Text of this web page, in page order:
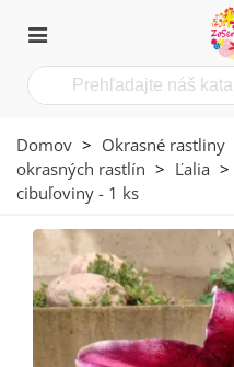
Domov > Okrasné rastliny
okrasných rastlín > Ľalia >
cibuľoviny - 1 ks